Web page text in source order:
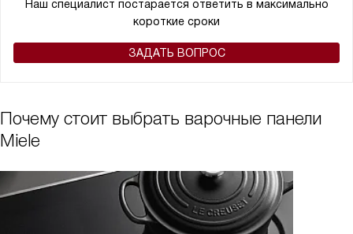
Наш специалист постарается ответить в максимально
короткие сроки
ЗАДАТЬ ВОПРОС
Почему стоит выбрать варочные панели
Miele